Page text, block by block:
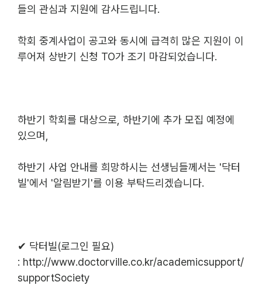
들의 관심과 지원에 감사드립니다.
학회 중계사업이 공고와 동시에 급격히 많은 지원이 이
루어져 상반기 신청 TO가 조기 마감되었습니다.
하반기 학회를 대상으로, 하반기에 추가 모집 예정에
있으며,
하반기 사업 안내를 희망하시는 선생님들께서는 '닥터
빌'에서 '알림받기'를 이용 부탁드리겠습니다.
✔ 닥터빌(로그인 필요)
: http://www.doctorville.co.kr/academicsupport/
supportSociety